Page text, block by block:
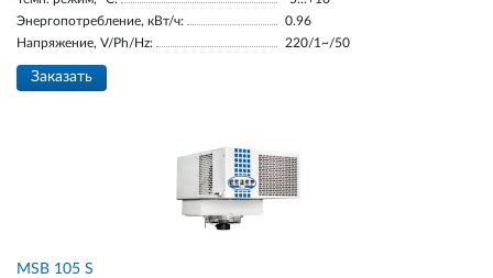
Энергопотребление, кВт/ч:
0.96
Напряжение, V/Ph/Hz:
220/1~/50
Заказать
MSB 105 S